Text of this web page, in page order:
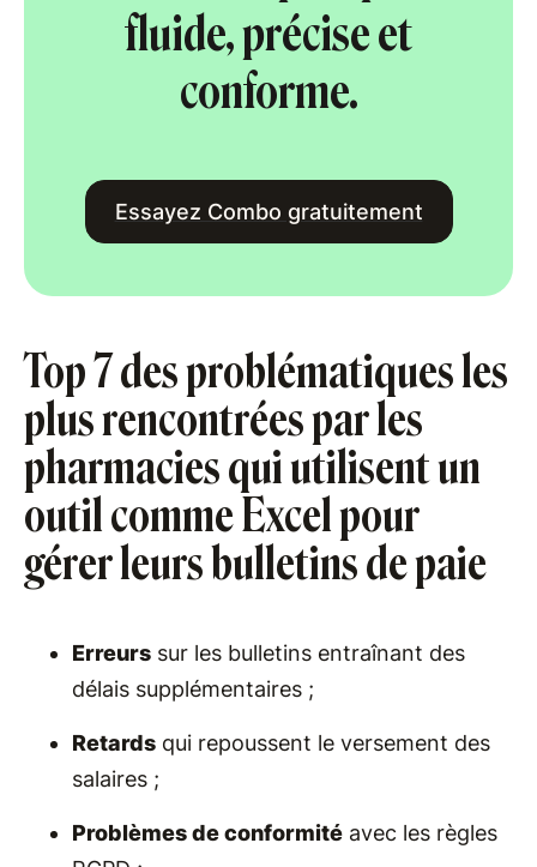
fluide, précise et
conforme.
Essayez Combo gratuitement
Top 7 des problématiques les
plus rencontrées par les
pharmacies qui utilisent un
outil comme Excel pour
gérer leurs bulletins de paie
Erreurs sur les bulletins entraînant des
délais supplémentaires ;
Retards qui repoussent le versement des
salaires ;
Problèmes de conformité avec les règles